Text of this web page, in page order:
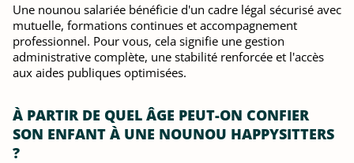
Une nounou salariée bénéficie d'un cadre légal sécurisé avec
mutuelle, formations continues et accompagnement
professionnel. Pour vous, cela signifie une gestion
administrative complète, une stabilité renforcée et l'accès
aux aides publiques optimisées.
À PARTIR DE QUEL ÂGE PEUT-ON CONFIER
SON ENFANT À UNE NOUNOU HAPPYSITTERS
?